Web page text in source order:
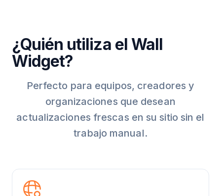
¿Quién utiliza el Wall
Widget?
Perfecto para equipos, creadores y
organizaciones que desean
actualizaciones frescas en su sitio sin el
trabajo manual.